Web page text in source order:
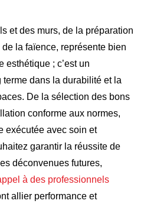
et des murs, de la préparation
la faïence, représente bien
esthétique ; c’est un
dans la durabilité et la
De la sélection des bons
conforme aux normes,
exécutée avec soin et
garantir la réussite de
déconvenues futures,
à des professionnels
allier performance et